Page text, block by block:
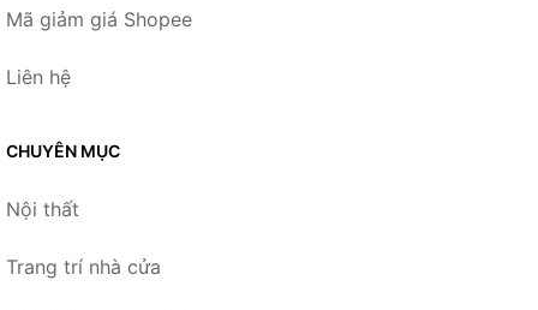
Mã giảm giá Shopee
Liên hệ
CHUYÊN MỤC
Nội thất
Trang trí nhà cửa